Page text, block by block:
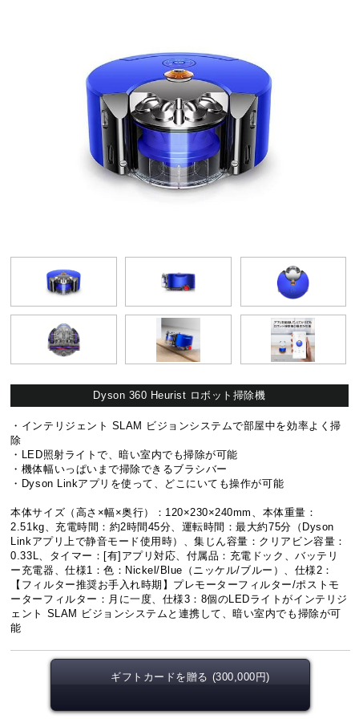
Dyson 360 Heurist ロボット掃除機
・インテリジェント SLAM ビジョンシステムで部屋中を効率よく掃
除
・LED照射ライトで、暗い室内でも掃除が可能
・機体幅いっぱいまで掃除できるブラシバー
・Dyson Linkアプリを使って、どこにいても操作が可能
本体サイズ（高さ×幅×奥行）：120×230×240mm、本体重量：
2.51kg、充電時間：約2時間45分、運転時間：最大約75分（Dyson
Linkアプリ上で静音モード使用時）、集じん容量：クリアビン容量：
0.33L、タイマー：[有]アプリ対応、付属品：充電ドック、バッテリ
ー充電器、仕様1：色：Nickel/Blue（ニッケル/ブルー）、仕様2：
【フィルター推奨お手入れ時期】プレモーターフィルター/ポストモ
ーターフィルター：月に一度、仕様3：8個のLEDライトがインテリジ
ェント SLAM ビジョンシステムと連携して、暗い室内でも掃除が可
能
ギフトカードを贈る (300,000円)